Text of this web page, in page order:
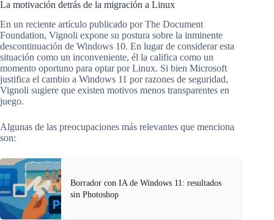
La motivación detrás de la migración a Linux
En un reciente artículo publicado por The Document
Foundation, Vignoli expone su postura sobre la inminente
descontinuación de Windows 10. En lugar de considerar esta
situación como un inconveniente, él la califica como un
momento oportuno para optar por Linux. Si bien Microsoft
justifica el cambio a Windows 11 por razones de seguridad,
Vignoli sugiere que existen motivos menos transparentes en
juego.
Algunas de las preocupaciones más relevantes que menciona
son:
Borrador con IA de Windows 11: resultados
sin Photoshop